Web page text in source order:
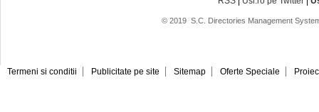
© 2019 S.C. Directories Management
Termeni si conditii Publicitate pe site Sitemap Oferte Speciale